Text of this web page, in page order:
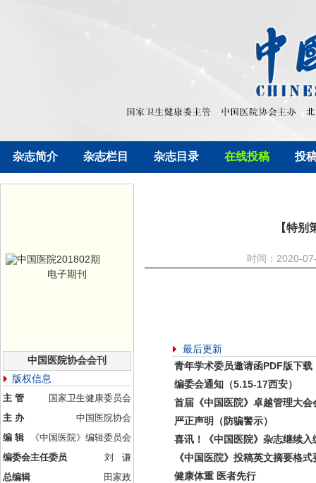
杂志简介 杂志栏目 杂志目录 在线投稿 投
电子期刊
中国医院协会会刊
版权信息
主 管
国家卫生健康委员会
主 办
中国医院协会
编 辑
《中国医院》编辑委员会
编委会主任委员
刘 谦
总编辑
田家政
【特
时间：2020-
最后更新
青年学术委员邀请函PDF版下载
编委会通知（5.15-17西安）
首届《中国医院》卓越管理大会
严正声明（防骗警示）
喜讯！《中国医院》杂志继续入
《中国医院》投稿英文摘要格式
健康体重 医者先行